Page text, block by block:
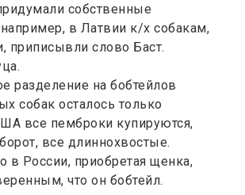
собственные
в Латвии к/х собакам,
приписывли слово Баст.
разделение на бобтейлов
собак осталось только
все пемброки купируются,
все длиннохвостые.
в России, приобретая щенка,
что он бобтейл.